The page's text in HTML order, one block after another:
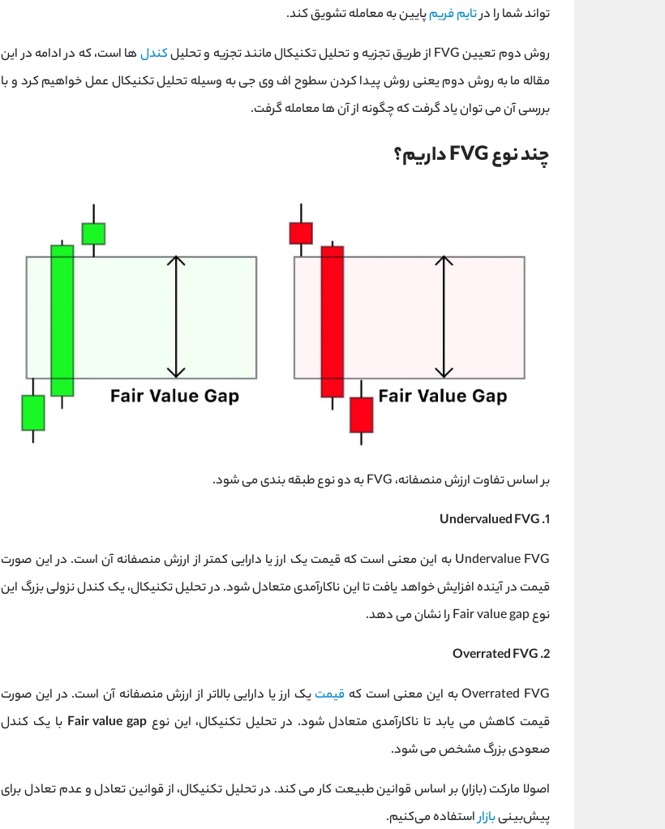
تواند شما را درتایم فریمپایین به معامله تشویق کند.
روش دوم تعیین FVG از طریق تجزیه و تحلیل تکنیکال مانند تجزیه و تحلیل
کندلها است، که در ادامه در این
مقاله ما به روش دوم یعنی روش پیدا کردن سطوح اف وی جی به وسیله تحلیل تکنیکال عمل خواهیم کرد و با
بررسی آن می توان یاد گرفت که چگونه از آن ها معامله گرفت.
چند نوع FVG داریم؟
بر اساس تفاوت ارزش منصفانه، FVG به دو نوع طبقه بندی می شود.
1. Undervalued FVG
Undervalue FVG به این معنی است که قیمت یک ارز یا دارایی کمتر از ارزش منصفانه آن است. در این صورت
قیمت در آینده افزایش خواهد یافت تا این ناکارآمدی متعادل شود. در تحلیل تکنیکال، یک کندل نزولی بزرگ این
نوع Fair value gap را نشان می دهد.
2. Overrated FVG
Overrated FVG به این معنی است که
قیمت یک ارز یا دارایی بالاتر از ارزش منصفانه آن است. در این صورت
قیمت کاهش می یابد تا ناکارآمدی متعادل شود. در تحلیل تکنیکال، این نوع Fair value gap با یک کندل
صعودی بزرگ مشخص می شود.
اصولا مارکت (بازار) بر اساس قوانین طبیعت کار می کند. در تحلیل تکنیکال، از قوانین تعادل و عدم تعادل برای
پیش‌بینیبازاراستفاده می‌کنیم.